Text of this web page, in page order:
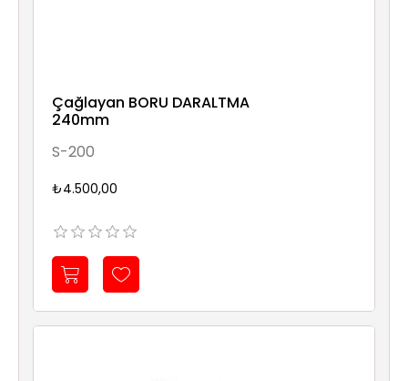
Çağlayan BORU DARALTMA
240mm
S-200
₺4.500,00